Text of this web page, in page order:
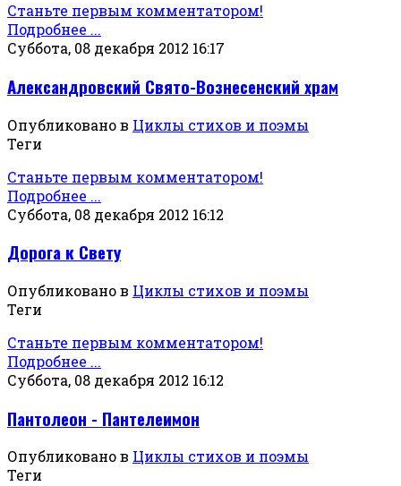
Станьте первым комментатором!
Подробнее ...
Суббота, 08 декабря 2012 16:17
Александровский Свято-Вознесенский храм
Опубликовано в Циклы стихов и поэмы
Теги
Станьте первым комментатором!
Подробнее ...
Суббота, 08 декабря 2012 16:12
Дорога к Свету
Опубликовано в Циклы стихов и поэмы
Теги
Станьте первым комментатором!
Подробнее ...
Суббота, 08 декабря 2012 16:12
Пантолеон - Пантелеимон
Опубликовано в Циклы стихов и поэмы
Теги